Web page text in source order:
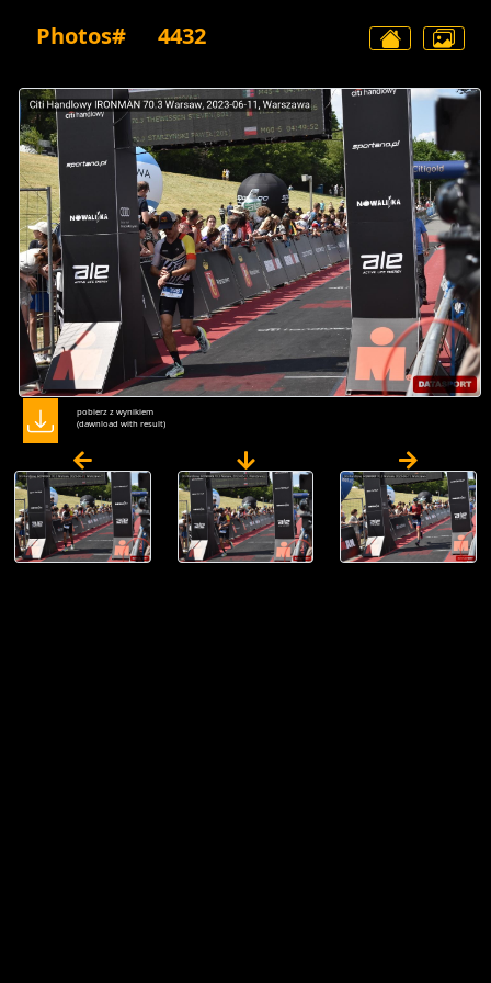
Photos# 4432
pobierz z wynikiem
(dawnload with result)